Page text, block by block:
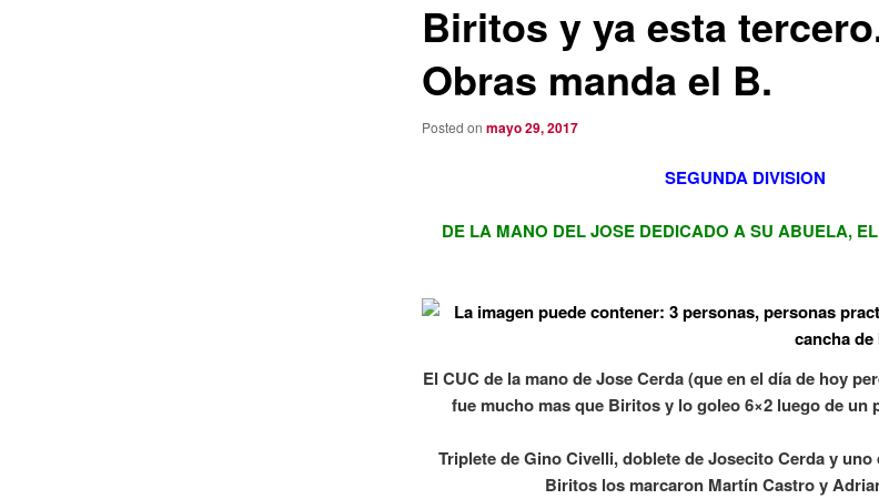
Biritos y ya esta
Obras manda el B.
Posted on mayo 29, 2017
SEGUNDA DIVISION
DE LA MANO DEL JOSE DEDICADO A SU ABUELA,
El CUC de la mano de Jose Cerda (que en el día de hoy
fue mucho mas que Biritos y lo goleo 6×2 luego de un
Triplete de Gino Civelli, doblete de Josecito Cerda y uno
Biritos los marcaron Martín Castro y